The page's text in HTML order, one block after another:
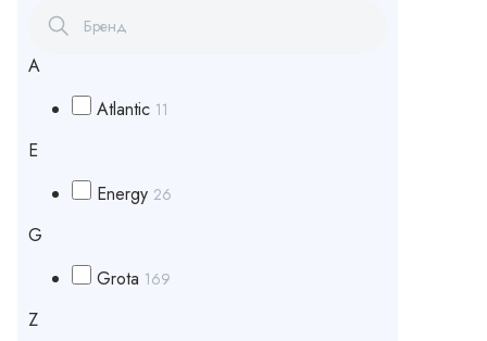
A
Atlantic 11
E
Energy 26
G
Grota 169
Z